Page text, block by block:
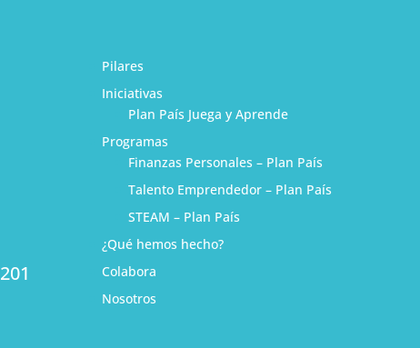
Pilares
Iniciativas
Plan País Juega y Aprende
Programas
Finanzas Personales – Plan País
Talento Emprendedor – Plan País
STEAM – Plan País
¿Qué hemos hecho?
Colabora
Nosotros